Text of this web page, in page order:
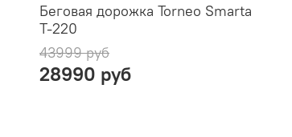
Беговая дорожка Torneo Smarta
T-220
43999 руб
28990 руб